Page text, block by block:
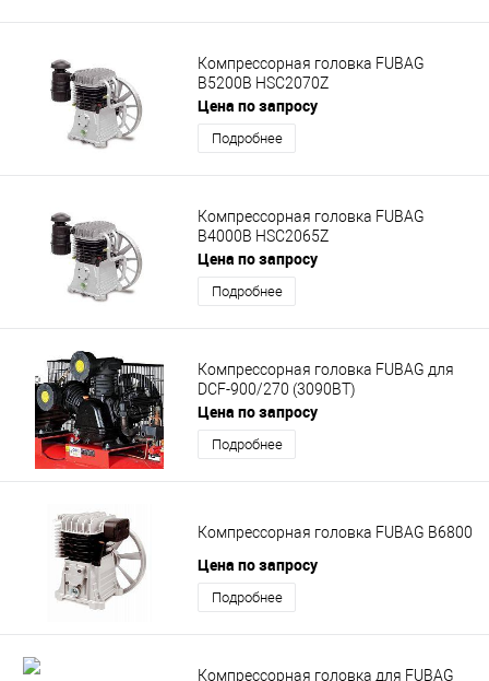
Компрессорная головка FUBAG
B5200B HSC2070Z
Цена по запросу
Подробнее
Компрессорная головка FUBAG
B4000B HSC2065Z
Цена по запросу
Подробнее
Компрессорная головка FUBAG для
DCF-900/270 (3090BT)
Цена по запросу
Подробнее
Компрессорная головка FUBAG B6800
Цена по запросу
Подробнее
Компрессорная головка для FUBAG